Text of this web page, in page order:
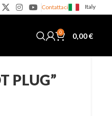
Contattaci Italy
0 0,00€
PLUG”